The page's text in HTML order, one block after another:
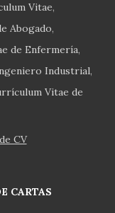
Vitae
Abogado
de Enfermería
Industrial
Vitae de
CV
CARTAS